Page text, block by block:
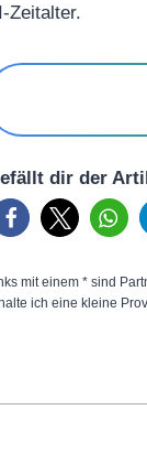
Zeitalter.
dir der
mit einem * sind
ich eine kleine